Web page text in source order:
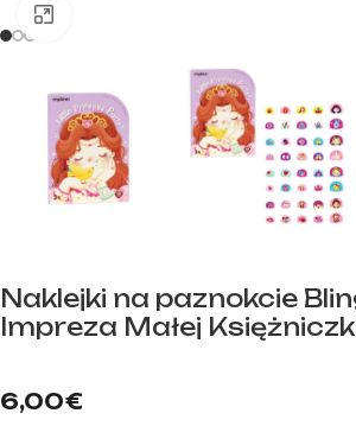
Naklejki na paznokcie
Impreza Małej
6,00€